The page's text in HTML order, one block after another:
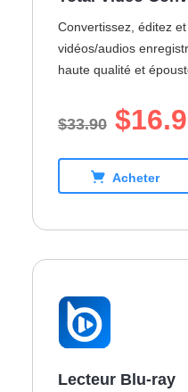
Convertissez, éditez
vidéos/audios
haute qualité et
$33.90
Acheter
Lecteur Blu-ray